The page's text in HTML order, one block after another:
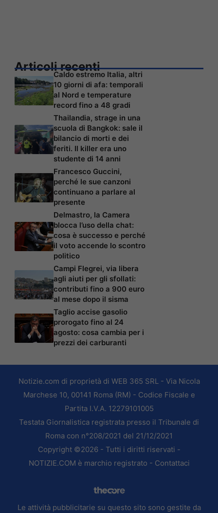
Articoli recenti
Caldo estremo Italia, altri
10 giorni di afa: temporali
al Nord e temperature
record fino a 48 gradi
Thailandia, strage in una
scuola di Bangkok: sale il
bilancio di morti e dei
feriti. Il killer era uno
studente di 14 anni
Francesco Guccini,
perché le sue canzoni
continuano a parlare al
presente
Delmastro, la Camera
blocca l’uso della chat:
cosa è successo e perché
il voto accende lo scontro
politico
Campi Flegrei, via libera
agli aiuti per gli sfollati:
contributi fino a 900 euro
al mese dopo il sisma
Taglio accise gasolio
prorogato fino al 24
agosto: cosa cambia per i
prezzi dei carburanti
Notizie.com di proprietà di WEB 365 SRL - Via Nicola
Marchese 10, 00141 Roma (RM) - Codice Fiscale e
Partita I.V.A. 12279101005
Testata Giornalistica registrata presso il Tribunale di
Roma con n°208/2021 del 21/12/2021
Copyright ©2026 - Tutti i diritti riservati -
NOTIZIE.COM è marchio registrato - Contattaci
Le attività pubblicitarie su questo sito sono gestite da